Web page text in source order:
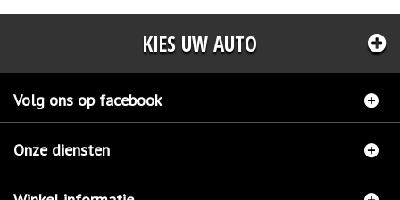
KIES UW AUTO
Volg ons op facebook
Onze diensten